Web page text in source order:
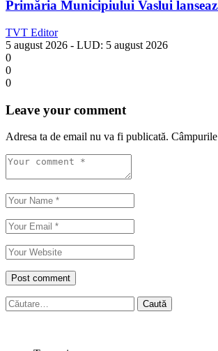
Primăria Municipiului Vaslui
TVT Editor
5 august 2026 - LUD: 5 august 2026
0
0
0
Leave your comment
Adresa ta de email nu va fi publicată.
Caută
după: